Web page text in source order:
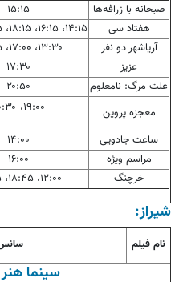
صبحانه با زرافه‌ها ۱۵:۱۵
هفتاد سی
۱۴:۱۵، ۱۶:۱۵، ۱۸:۱۵، ۲۰:۱۵، ۲۲:۱۵
آریاشهر دو نفر
۱۳:۳۰، ۱۷:۰۰، ۲۲:۳۵
عزیز
۱۷:۳۰
علت مرگ: نامعلوم
۲۰:۵۰
معجزه پروین
۱۹:۰۰، ۲۰:۳۰
ساعت جادویی
۱۴:۰۰
مراسم ویژه
۱۶:۰۰
خرچنگ
۱۲:۰۰، ۱۸:۴۵، ۲۲:۲۵
شیراز:
نام فیلم
سینما